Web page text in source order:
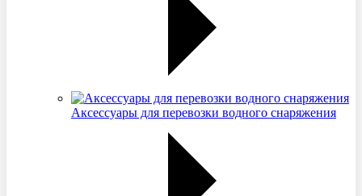
Аксессуары для перевозки водного снаряжения